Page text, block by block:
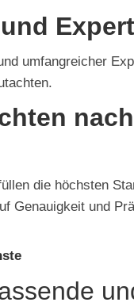
umfangreicher
die höchsten
Genauigkeit und